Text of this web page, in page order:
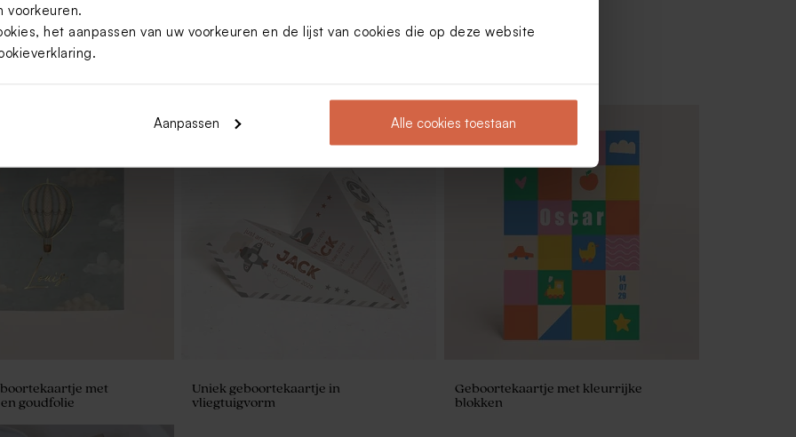
voorkeuren.
het aanpassen van uw voorkeuren en de lijst van cookies die op deze website
.
Aanpassen Alle cookies toestaan
Set van 12 geboortetraktatie met
badzout en badbom - lichtgroen
met
goudfolie
Uniek geboortekaartje in
vliegtuigvorm
Geboortekaartje met kleurrijke
blokken